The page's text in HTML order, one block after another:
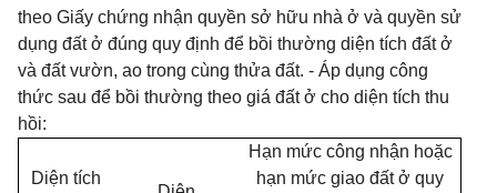
theo Giấy chứng nhận quyền sở hữu nhà ở và quyền sử
dụng đất ở đúng quy định để bồi thường diện tích đất ở
và đất vườn, ao trong cùng thửa đất. - Áp dụng công
thức sau để bồi thường theo giá đất ở cho diện tích thu
hồi:
Diện tích
Hạn mức công nhận hoặc
hạn mức giao đất ở quy